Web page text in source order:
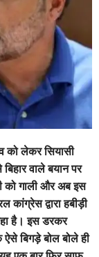
को लेकर सियासी
वाले बयान पर
को गाली और अब इस
द्वारा हबीड़ी
है। इस डरकर
बिगड़े बोल बोले ही